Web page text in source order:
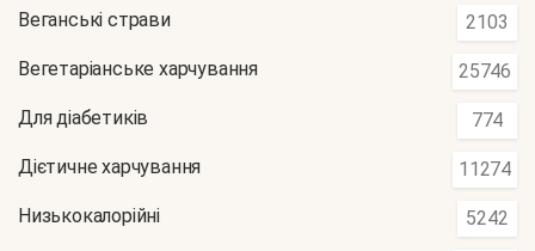
Веганські страви 2103
Вегетаріанське харчування 25746
Для діабетиків 774
Дієтичне харчування 11274
Низькокалорійні 5242